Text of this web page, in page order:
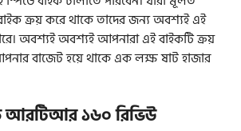
ক্রয় করে থাকে তাদের জন্য অবশ্যই এই
অবশ্যই অবশ্যই আপনারা এই বাইকটি ক্রয়
বাজেট হয়ে থাকে এক লক্ষ ষাট হাজার
আরটিআর ১৬০ রিভিউ